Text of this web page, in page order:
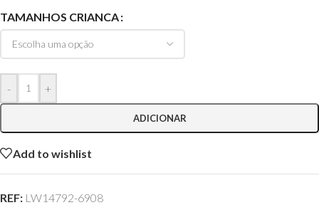
TAMANHOS CRIANCA
- +
ADICIONAR
Add to wishlist
REF: LW14792-6908